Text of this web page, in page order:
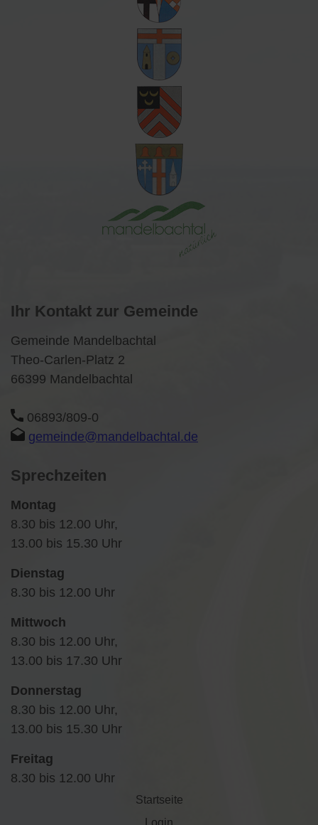
Ihr Kontakt zur Gemeinde
Gemeinde Mandelbachtal
Theo-Carlen-Platz 2
66399 Mandelbachtal
06893/809-0
gemeinde@mandelbachtal.de
Sprechzeiten
Montag
8.30 bis 12.00 Uhr,
13.00 bis 15.30 Uhr
Dienstag
8.30 bis 12.00 Uhr
Mittwoch
8.30 bis 12.00 Uhr,
13.00 bis 17.30 Uhr
Donnerstag
8.30 bis 12.00 Uhr,
13.00 bis 15.30 Uhr
Freitag
8.30 bis 12.00 Uhr
Startseite
Login